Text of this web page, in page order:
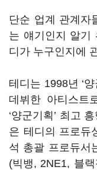
단순 업계 관계자
는 얘기인지 알기
디가 누구인지에
테디는 1998년 ‘
데뷔한 아티스트
‘양군기획’ 최고
은 테디의 프로듀
석 총괄 프로듀서
(빅뱅, 2NE1, 블